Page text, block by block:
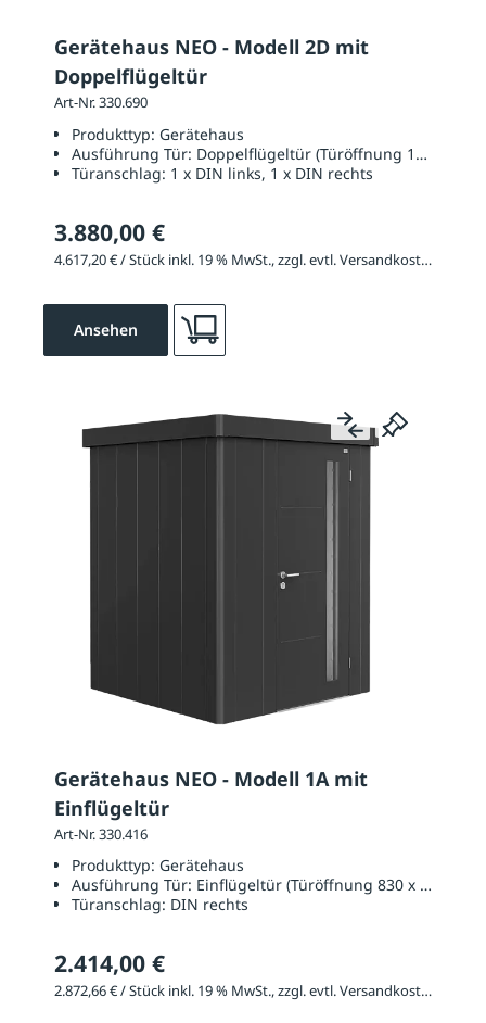
Gerätehaus NEO - Modell 2D mit
Doppelflügeltür
Art-Nr. 330.690
Produkttyp: Gerätehaus
Ausführung Tür: Doppelflügeltür (Türöffnung 1670 x
Türanschlag: 1 x DIN links, 1 x DIN rechts
3.880,00 €
4.617,20 € / Stück inkl. 19 % MwSt., zzgl. evtl. Versandkosten
Ansehen
Gerätehaus NEO - Modell 1A mit
Einflügeltür
Art-Nr. 330.416
Produkttyp: Gerätehaus
Ausführung Tür: Einflügeltür (Türöffnung 830 x 2000
Türanschlag: DIN rechts
2.414,00 €
2.872,66 € / Stück inkl. 19 % MwSt., zzgl. evtl. Versandkosten